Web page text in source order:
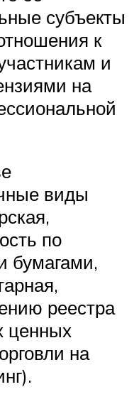
субъекты
к
и
на
виды
по
бумагами,
реестра
ценных
на